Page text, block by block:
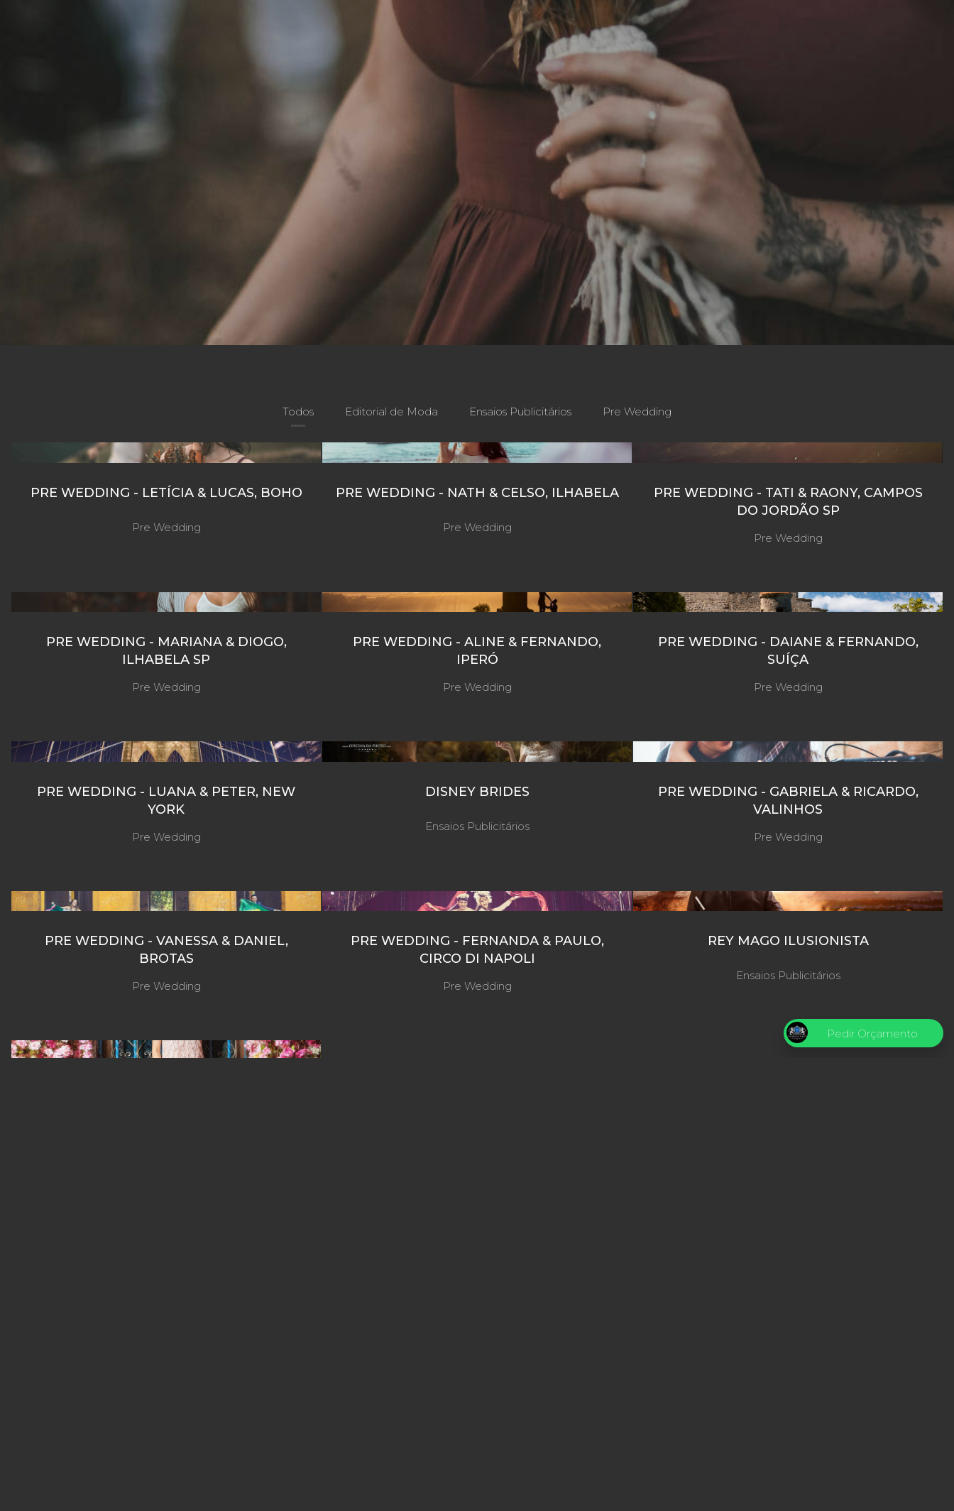
Todos Editorial de Moda Ensaios Publicitários Pre Wedding
PRE WEDDING - LETÍCIA & LUCAS, BOHO
Pre Wedding
PRE WEDDING - NATH & CELSO, ILHABELA
Pre Wedding
PRE WEDDING - TATI & RAONY, CAMPOS
DO JORDÃO SP
Pre Wedding
PRE WEDDING - MARIANA & DIOGO,
ILHABELA SP
Pre Wedding
PRE WEDDING - ALINE & FERNANDO,
IPERÓ
Pre Wedding
PRE WEDDING - DAIANE & FERNANDO,
SUÍÇA
Pre Wedding
PRE WEDDING - LUANA & PETER, NEW
YORK
Pre Wedding
DISNEY BRIDES
Ensaios Publicitários
PRE WEDDING - GABRIELA & RICARDO,
VALINHOS
Pre Wedding
PRE WEDDING - VANESSA & DANIEL,
BROTAS
Pre Wedding
PRE WEDDING - FERNANDA & PAULO,
CIRCO DI NAPOLI
Pre Wedding
REY MAGO ILUSIONISTA
Ensaios Publicitários
Pedir Orçamento